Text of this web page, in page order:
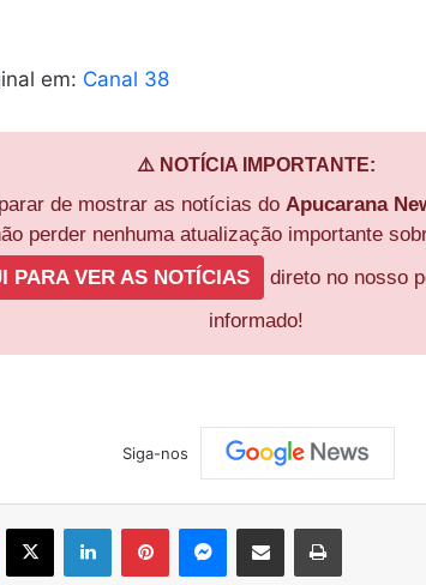
em: Canal 38
⚠️ NOTÍCIA IMPORTANTE:
de mostrar as notícias do Apucarana
perder nenhuma atualização importante
PARA VER AS NOTÍCIAS
direto no nosso
informado!
Siga-nos
X LinkedinPinterestMessenger
Compartilhar via e-mail Imprimir